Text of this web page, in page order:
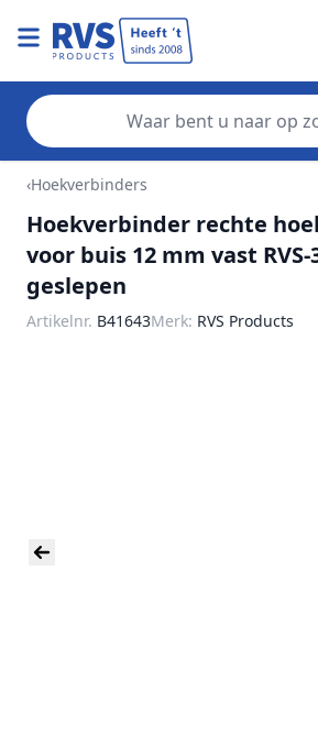
Ga naar de inhoud
‹Hoekverbinders
Hoekverbinder rechte
voor buis 12 mm vast
geslepen
Artikelnr. B41643Merk: RVS Products